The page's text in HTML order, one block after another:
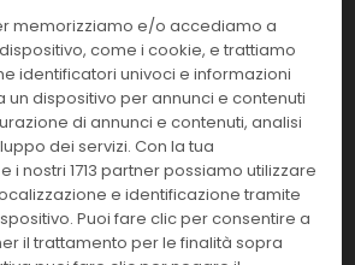
Linea:
IMM
acquistare.
memorizziamo e/o accediamo a
come i cookie, e trattiamo
identificatori univoci e informazioni
un dispositivo per annunci e contenuti
di annunci e contenuti, analisi
dei servizi. Con la tua
i nostri 1713 partner possiamo utilizzare
e identificazione tramite
Puoi fare clic per consentire a
il trattamento per le finalità sopra